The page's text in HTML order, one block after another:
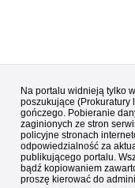
Na portalu widnieją tylko
poszukujące (Prokuratury
gończego. Pobieranie
zaginionych ze stron
policyjne stronach
odpowiedzialność za
publikującego portalu.
bądź kopiowaniem
proszę kierować do